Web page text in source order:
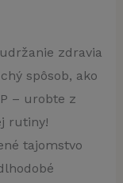
zdravia
spôsob, ako
– urobte z
rutiny!
tajomstvo